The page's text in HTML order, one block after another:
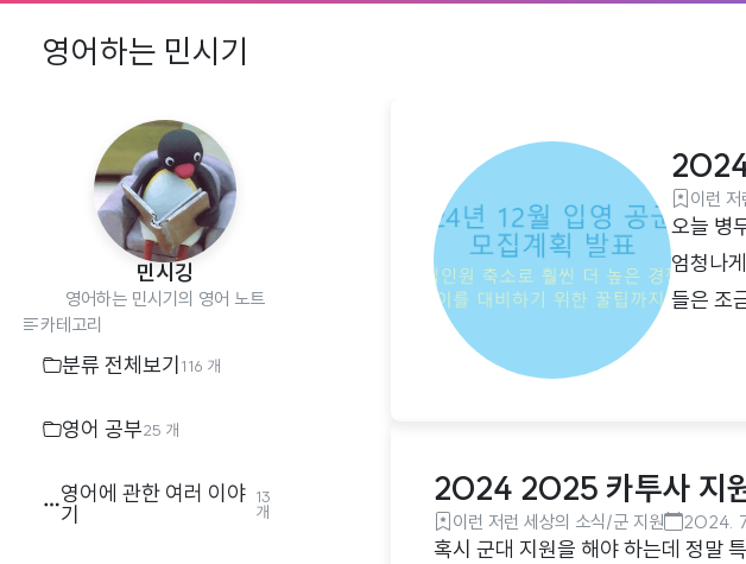
영어하는 민시기
민시깅
영어하는 민시기의 영어 노트
카테고리
분류 전체보기 116 개
영어 공부25 개
영어에 관한 여러 이야
기
13
개
2024
이런
오늘 병
엄청나
들은 조
이 있는
2024 2025 카투사 지
이런 저런 세상의 소식/군 지원 2024.
혹시 군대 지원을 해야 하는데 정말